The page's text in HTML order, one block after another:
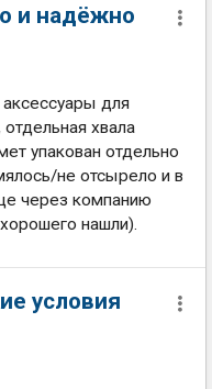
и надёжно
для
хвала
упакован отдельно
не отсырело и в
через компанию
нашли).
условия